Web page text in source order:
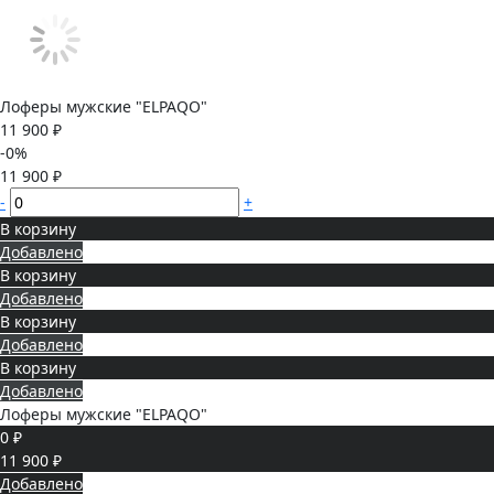
Лоферы мужские "ELPAQO"
11 900 ₽
-0%
11 900 ₽
-
+
В корзину
Добавлено
В корзину
Добавлено
В корзину
Добавлено
В корзину
Добавлено
Лоферы мужские "ELPAQO"
0 ₽
11 900 ₽
Добавлено